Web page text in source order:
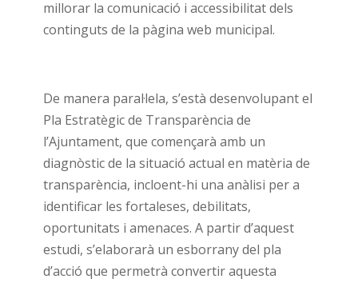
millorar la comunicació i accessibilitat dels
continguts de la pàgina web municipal.
De manera paral·lela, s’està desenvolupant el
Pla Estratègic de Transparència de
l’Ajuntament, que començarà amb un
diagnòstic de la situació actual en matèria de
transparència, incloent-hi una anàlisi per a
identificar les fortaleses, debilitats,
oportunitats i amenaces. A partir d’aquest
estudi, s’elaborarà un esborrany del pla
d’acció que permetrà convertir aquesta